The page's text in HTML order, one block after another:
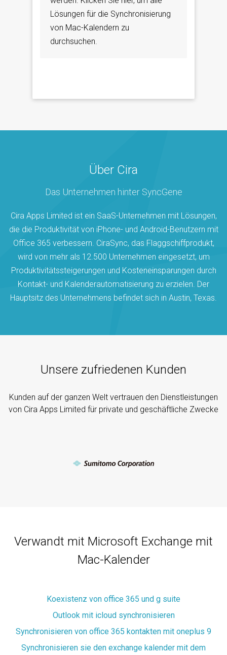
Lösungen für die Synchronisierung
von Mac-Kalendern zu
durchsuchen.
Über Cira
Das Unternehmen hinter SyncGene
Cira Apps Limited ist ein SaaS-Unternehmen mit Lösungen,
die die Produktivität von iPhone- und Android-Benutzern mit
Office 365 verbessern. CiraSync, das Flaggschiffprodukt,
wird von mehr als 12.500 Unternehmen eingesetzt, um
Produktivitätssteigerungen und Kosteneinsparungen durch
Kontakt- und Kalenderautomatisierung zu erzielen. Der
Hauptsitz des Unternehmens befindet sich in Austin, Texas.
Unsere zufriedenen Kunden
Kunden auf der ganzen Welt vertrauen den Dienstleistungen
von Cira Apps Limited für private und geschäftliche Zwecke
Verwandt mit Microsoft Exchange mit
Mac-Kalender
Koexistenz von office 365 und g suite
Outlook mit icloud synchronisieren
Synchronisieren von office 365 kontakten mit oneplus 9
Synchronisieren sie den exchange kalender mit dem